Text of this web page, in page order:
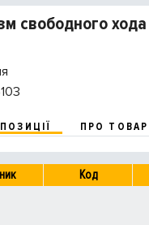
свободного хода
ПРО ТОВАР
Код